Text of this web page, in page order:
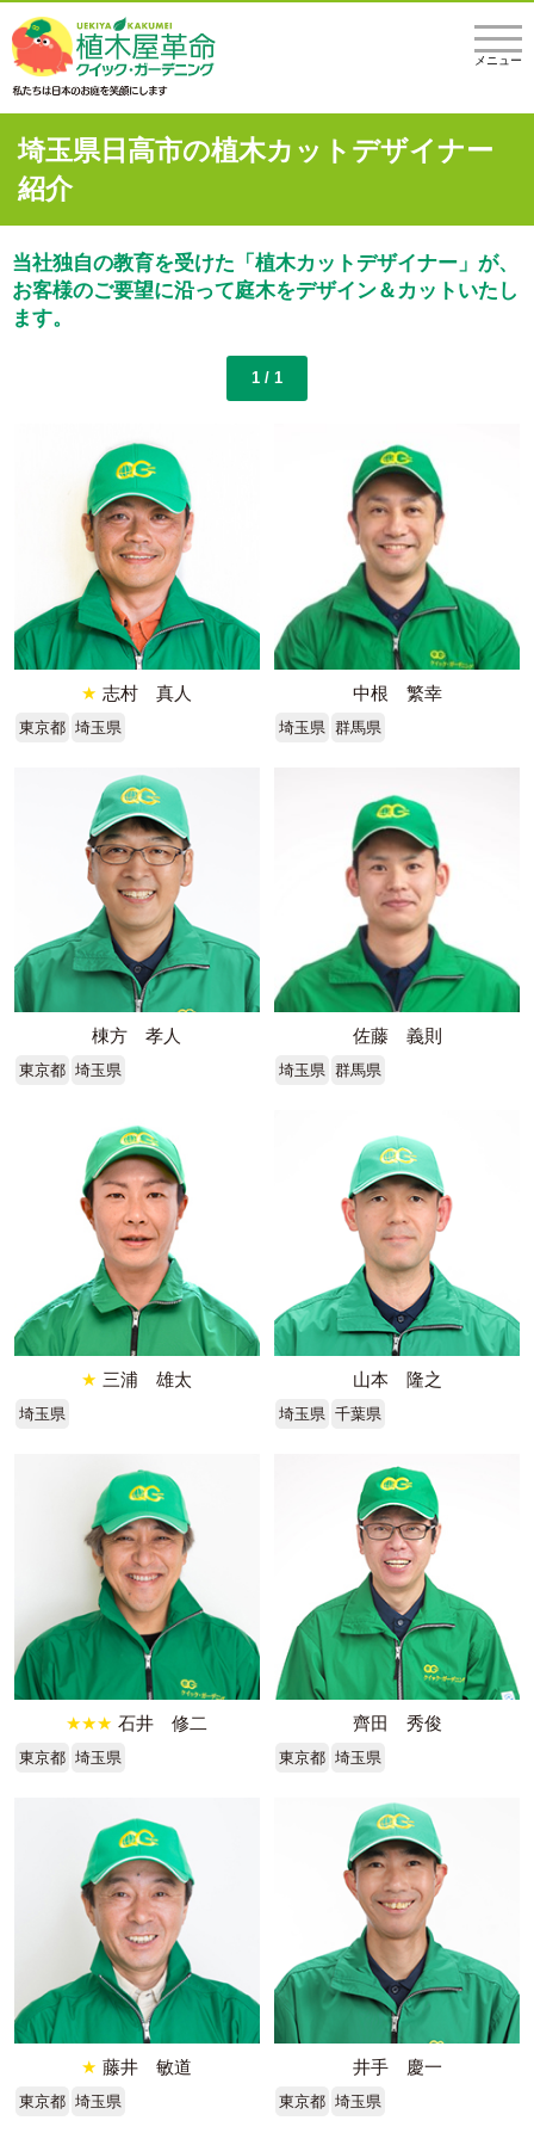
メニュー
埼玉県日高市の植木カットデザイナー
紹介
当社独自の教育を受けた「植木カットデザイナー」が、
お客様のご要望に沿って庭木をデザイン＆カットいたし
ます。
1 / 1
★ 志村 真人
東京都 埼玉県
中根 繁幸
埼玉県 群馬県
棟方 孝人
東京都 埼玉県
佐藤 義則
埼玉県 群馬県
★ 三浦 雄太
埼玉県
山本 隆之
埼玉県 千葉県
★★★ 石井 修二
東京都 埼玉県
齊田 秀俊
東京都 埼玉県
★ 藤井 敏道
東京都 埼玉県
井手 慶一
東京都 埼玉県